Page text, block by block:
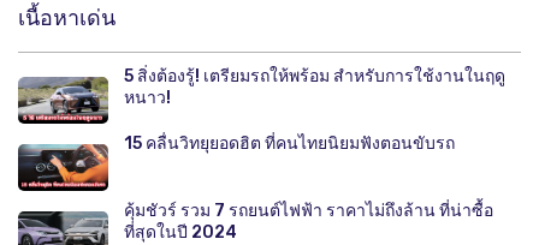
เนื้อหาเด่น
5 สิ่งต้องรู้! เตรียมรถให้พร้อม สำหรับการใช้งานในฤดู
หนาว!
15 คลื่นวิทยุยอดฮิต ที่คนไทยนิยมฟังตอนขับรถ
คุ้มชัวร์ รวม 7 รถยนต์ไฟฟ้า ราคาไม่ถึงล้าน ที่น่าซื้อ
ที่สุดในปี 2024